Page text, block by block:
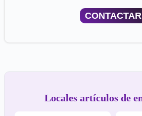
CONTACTAR
Locales artículos de